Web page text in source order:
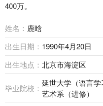
400万。
姓名： 鹿晗
出生日期： 1990年4月20日
出生地点： 北京市海淀区
毕业院校：
延世大学（语言
艺术系（进修）